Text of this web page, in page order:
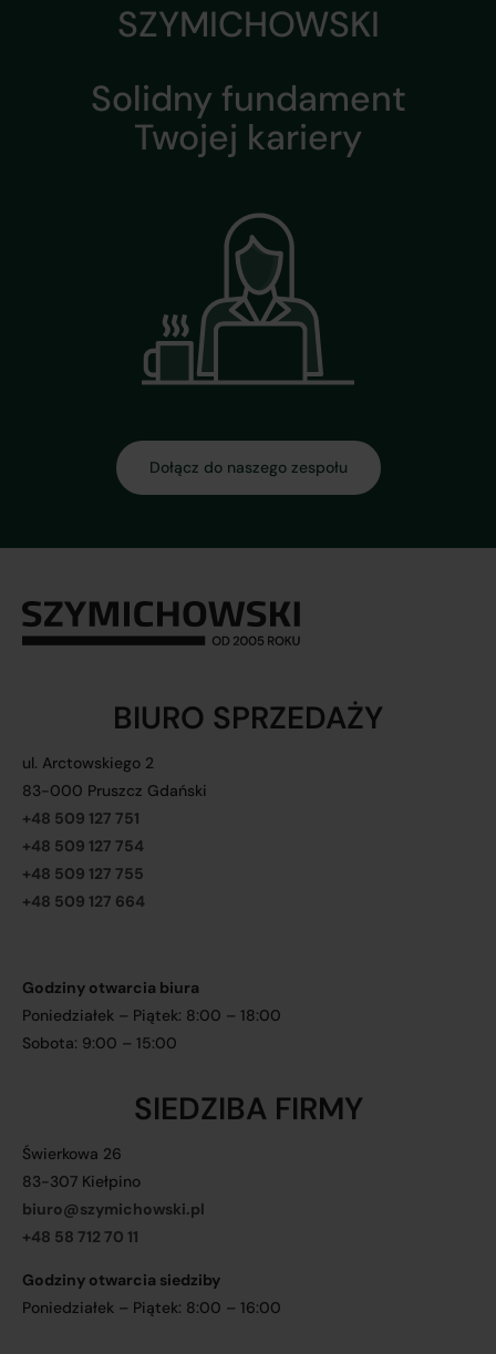
BIURO SPRZEDAŻY
ul. Arctowskiego 2
83-000 Pruszcz Gdański
+48 509 127 751
+48 509 127 754
+48 509 127 755
+48 509 127 664
Godziny otwarcia biura
Poniedziałek – Piątek: 8:00 – 18:00
Sobota: 9:00 – 15:00
SIEDZIBA FIRMY
Świerkowa 26
83-307 Kiełpino
biuro@szymichowski.pl
+48 58 712 70 11
Godziny otwarcia siedziby
Poniedziałek – Piątek: 8:00 – 16:00
SZYMICHOWSKI
Solidny fundament
Twojej kariery
Dołącz do naszego zespołu